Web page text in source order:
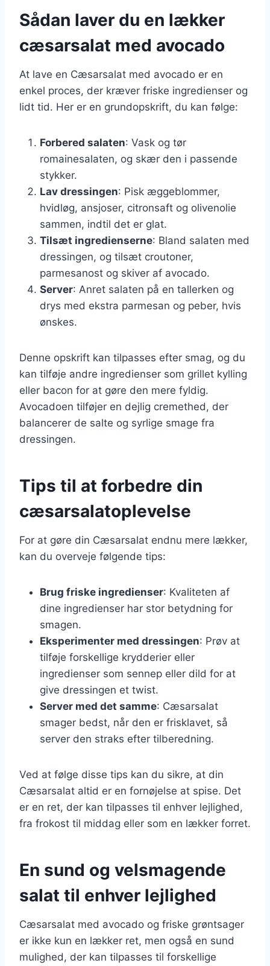
Sådan laver du en lækker
cæsarsalat med avocado
At lave en Cæsarsalat med avocado er en
enkel proces, der kræver friske ingredienser og
lidt tid. Her er en grundopskrift, du kan følge:
Forbered salaten: Vask og tør
romainesalaten, og skær den i passende
stykker.
Lav dressingen: Pisk æggeblommer,
hvidløg, ansjoser, citronsaft og olivenolie
sammen, indtil det er glat.
Tilsæt ingredienserne: Bland salaten med
dressingen, og tilsæt croutoner,
parmesanost og skiver af avocado.
Server: Anret salaten på en tallerken og
drys med ekstra parmesan og peber, hvis
ønskes.
Denne opskrift kan tilpasses efter smag, og du
kan tilføje andre ingredienser som grillet kylling
eller bacon for at gøre den mere fyldig.
Avocadoen tilføjer en dejlig cremethed, der
balancerer de salte og syrlige smage fra
dressingen.
Tips til at forbedre din
cæsarsalatoplevelse
For at gøre din Cæsarsalat endnu mere lækker,
kan du overveje følgende tips:
Brug friske ingredienser: Kvaliteten af
dine ingredienser har stor betydning for
smagen.
Eksperimenter med dressingen: Prøv at
tilføje forskellige krydderier eller
ingredienser som sennep eller dild for at
give dressingen et twist.
Server med det samme: Cæsarsalat
smager bedst, når den er frisklavet, så
server den straks efter tilberedning.
Ved at følge disse tips kan du sikre, at din
Cæsarsalat altid er en fornøjelse at spise. Det
er en ret, der kan tilpasses til enhver lejlighed,
fra frokost til middag eller som en lækker forret.
En sund og velsmagende
salat til enhver lejlighed
Cæsarsalat med avocado og friske grøntsager
er ikke kun en lækker ret, men også en sund
mulighed, der kan tilpasses til forskellige